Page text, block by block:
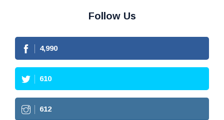
Follow Us
4,990
610
612